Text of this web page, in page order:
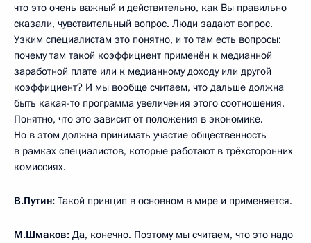
что это очень важный и действительно, как Вы правильно
сказали, чувствительный вопрос. Люди задают вопрос.
Узким специалистам это понятно, и то там есть вопросы:
почему там такой коэффициент применён к медианной
заработной плате или к медианному доходу или другой
коэффициент? И мы вообще считаем, что дальше должна
быть какая-то программа увеличения этого соотношения.
Понятно, что это зависит от положения в экономике.
Но в этом должна принимать участие общественность
в рамках специалистов, которые работают в трёхсторонних
комиссиях.
В.Путин: Такой принцип в основном в мире и применяется.
М.Шмаков: Да, конечно. Поэтому мы считаем, что это надо